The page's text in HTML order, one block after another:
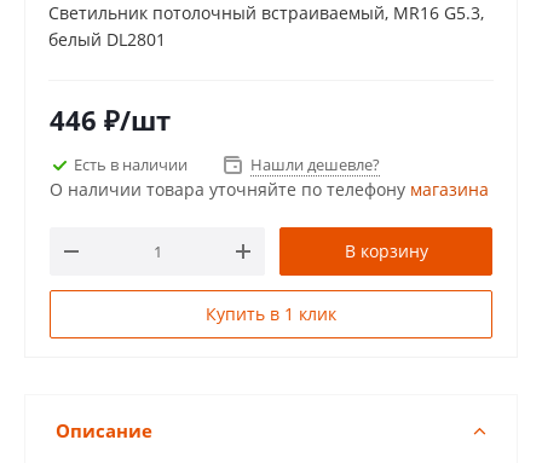
Светильник потолочный встраиваемый, MR16 G5.3,
белый DL2801
446 ₽/шт
Есть в наличии Нашли дешевле?
О наличии товара уточняйте по телефону магазина
В корзину
Купить в 1 клик
Описание